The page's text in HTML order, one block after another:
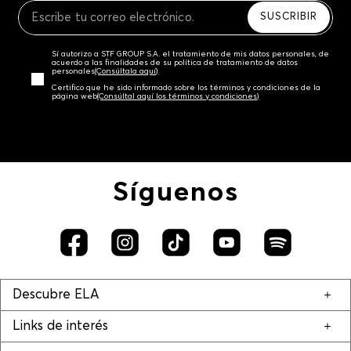
SUSCRIBIR
Sí autorizo a STF GROUP S.A. el tratamiento de mis datos personales, de
acuerdo a las finalidades de su política de tratamiento de datos
personales‎(Consúltala aquí)
Certifico que he sido informado sobre los términos y condiciones de la
página web‎(Consúltal aquí los términos y condiciones)
Síguenos
Descubre ELA
Links de interés